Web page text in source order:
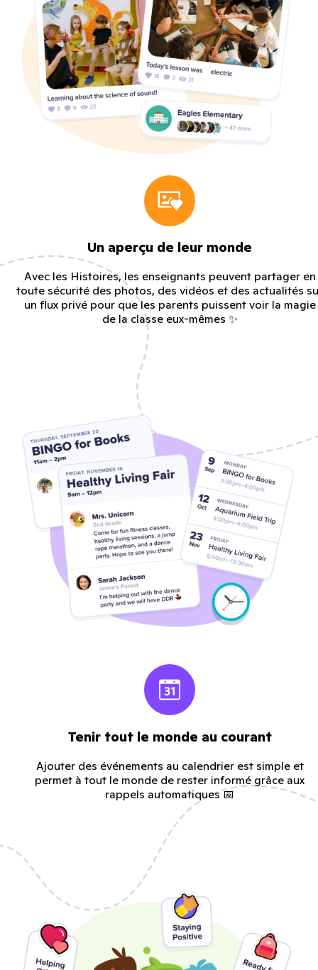
Un aperçu de leur monde
Avec les Histoires, les enseignants peuvent partager en
toute sécurité des photos, des vidéos et des actualités
un flux privé pour que les parents puissent voir la magie
de la classe eux-mêmes ✨
Tenir tout le monde au courant
Ajouter des événements au calendrier est simple et
permet à tout le monde de rester informé grâce aux
rappels automatiques 📅